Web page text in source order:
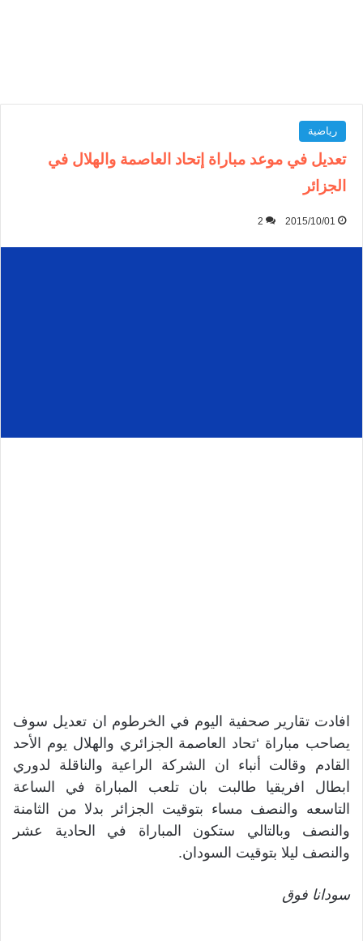
رياضية
تعديل في موعد مباراة إتحاد العاصمة والهلال في
الجزائر
2015/10/01
2
افادت تقارير صحفية اليوم في الخرطوم ان تعديل سوف
يصاحب مباراة ‘تحاد العاصمة الجزائري والهلال يوم الأحد
القادم وقالت أنباء ان الشركة الراعية والناقلة لدوري
ابطال افريقيا طالبت بان تلعب المباراة في الساعة
التاسعه والنصف مساء بتوقيت الجزائر بدلا من الثامنة
والنصف وبالتالي ستكون المباراة في الحادية عشر
والنصف ليلا بتوقيت السودان.
سودانا فوق